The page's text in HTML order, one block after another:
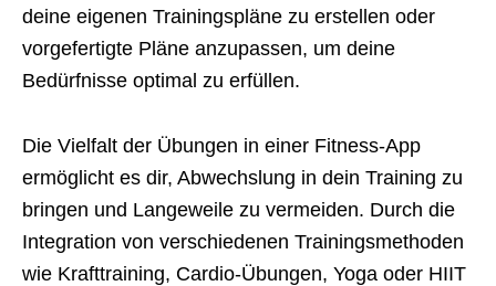
deine eigenen Trainingspläne zu erstellen oder
vorgefertigte Pläne anzupassen, um deine
Bedürfnisse optimal zu erfüllen.
Die Vielfalt der Übungen in einer Fitness-App
ermöglicht es dir, Abwechslung in dein Training zu
bringen und Langeweile zu vermeiden. Durch die
Integration von verschiedenen Trainingsmethoden
wie Krafttraining, Cardio-Übungen, Yoga oder HIIT